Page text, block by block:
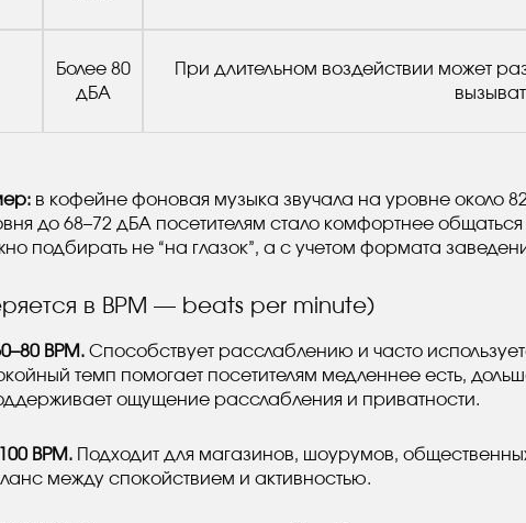
Более 80
дБА
При длительном воздействии может
в кофейне фоновая музыка звучала на уровне около
до 68–72 дБА посетителям стало комфортнее
подбирать не “на глазок”, а с учетом формата
в BPM — beats per minute)
BPM. Способствует расслаблению и часто
темп помогает посетителям медленнее есть,
ощущение расслабления и приватности.
BPM. Подходит для магазинов, шоурумов,
между спокойствием и активностью.